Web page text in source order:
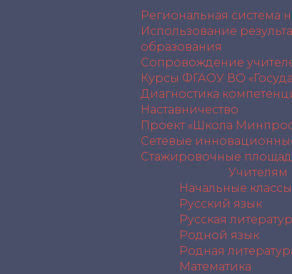
Региональная система
Использование
образования
Сопровождение
Курсы ФГАОУ ВО
Диагностика
Наставничество
Проект «Школа
Сетевые
Стажировочные
Учителям
Начальные классы
Русский язык
Русская
Родной язык
Родная
Математика